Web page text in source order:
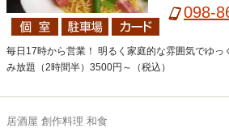
0、日17:00-
098-
毎日17時から営業！ 明るく家庭的な雰囲気でゆっ
み放題（2時間半）3500円～（税込）
居酒屋 創作料理 和食